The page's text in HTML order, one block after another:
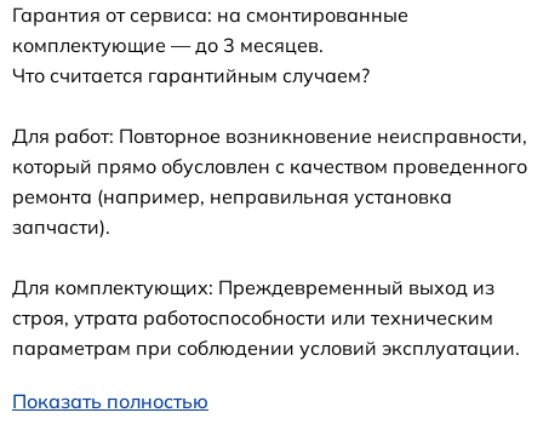
Гарантия от сервиса: на смонтированные
комплектующие — до 3 месяцев.
Что считается гарантийным случаем?
Для работ: Повторное возникновение неисправности,
который прямо обусловлен с качеством проведенного
ремонта (например, неправильная установка
запчасти).
Для комплектующих: Преждевременный выход из
строя, утрата работоспособности или техническим
параметрам при соблюдении условий эксплуатации.
Показать полностью